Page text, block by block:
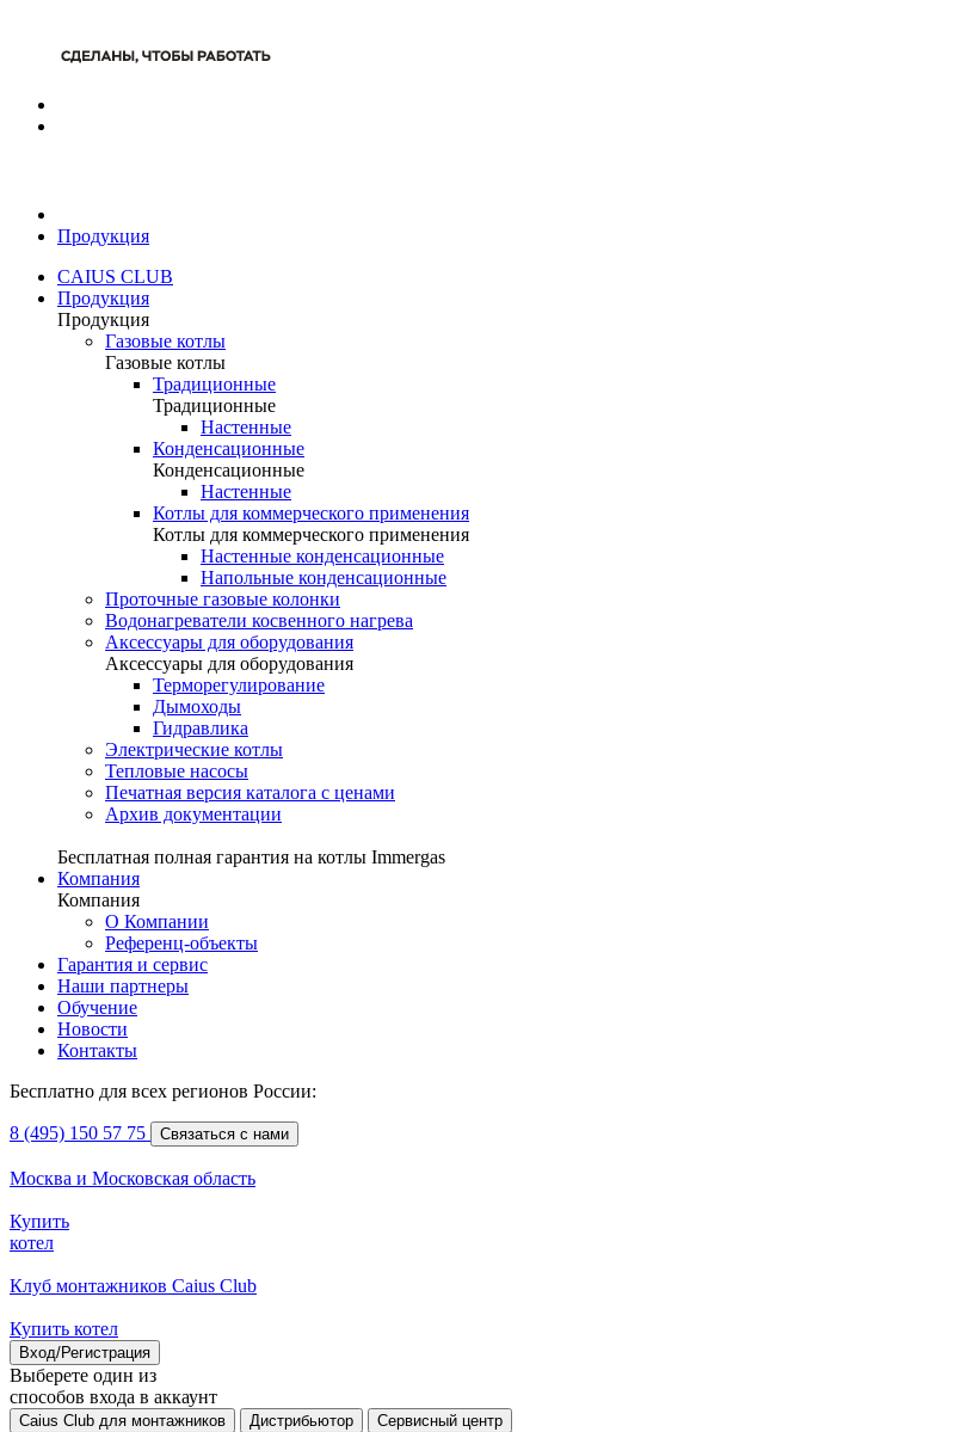
Продукция
CAIUS CLUB
Продукция
Продукция
Газовые котлы
Газовые котлы
Традиционные
Традиционные
Настенные
Конденсационные
Конденсационные
Настенные
Котлы для коммерческого применения
Котлы для коммерческого применения
Настенные конденсационные
Напольные конденсационные
Проточные газовые колонки
Водонагреватели косвенного нагрева
Аксессуары для оборудования
Аксессуары для оборудования
Терморегулирование
Дымоходы
Гидравлика
Электрические котлы
Тепловые насосы
Печатная версия каталога с ценами
Архив документации
Бесплатная полная гарантия на котлы Immergas
Компания
Компания
О Компании
Референц-объекты
Гарантия и сервис
Наши партнеры
Обучение
Новости
Контакты
Бесплатно для всех регионов России:
8 (495) 150 57 75 Связаться с нами
Москва и Московская область
Купить
котел
Клуб монтажников Caius Club
Купить котел
Вход/Регистрация
Выберете один из
способов входа в аккаунт
Caius Club для монтажников Дистрибьютор Сервисный центр